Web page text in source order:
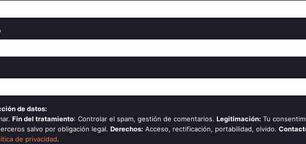
de datos:
Fin del tratamiento: Controlar el spam, gestión de comentarios. Legitimación: Tu
salvo por obligación legal. Derechos: Acceso, rectificación, portabilidad, olvido.
de privacidad.